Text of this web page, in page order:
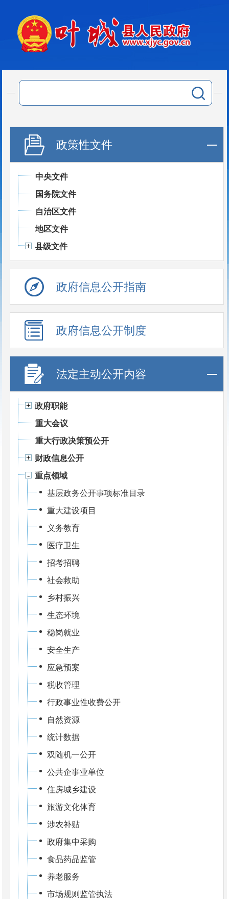
政策性文件
中央文件
国务院文件
自治区文件
地区文件
县级文件
政府信息公开指南
政府信息公开制度
法定主动公开内容
政府职能
重大会议
重大行政决策预公开
财政信息公开
重点领域
基层政务公开事项标准目录
重大建设项目
义务教育
医疗卫生
招考招聘
社会救助
乡村振兴
生态环境
稳岗就业
安全生产
应急预案
税收管理
行政事业性收费公开
自然资源
统计数据
双随机一公开
公共企事业单位
住房城乡建设
旅游文化体育
涉农补贴
政府集中采购
食品药品监管
养老服务
市场规则监管执法